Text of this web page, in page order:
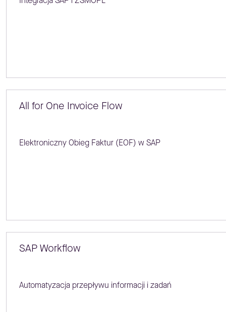
All for One Invoice Flow
Elektroniczny Obieg Faktur (EOF) w SAP
SAP Workflow
Automatyzacja przepływu informacji i zadań